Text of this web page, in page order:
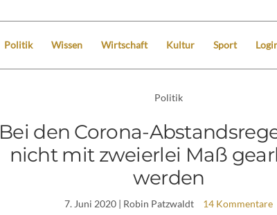
Politik Wissen Wirtschaft Kultur Sport
Politik
Bei den Corona-
nicht mit zweierlei Maß
werden
7. Juni 2020 | Robin Patzwaldt 14 Kommentare